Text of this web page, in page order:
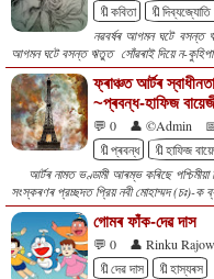
🔖কবিতা
নৱবৰ্ষৰ আগমন ঘটে
আগমন ঘটে বসন্ত ঋতুত সোঁৱৰাই দিয়ে ন-
ফ্ৰাঞ্চত আর্টৰ
~প্ৰবন্ধ-হাফিজ
💬 0 👤 ©Admin
🔖প্ৰবন্ধ
🔖হাফিজ
আর্টৰ নামত ভণ্ডামী আৰম্ভ কৰিছে পশ্চিমীয়া
সংস্কৰণৰ প্রচ্ছদত প্রিয় নবী মোহাম্মদ (চঃ)-ক
গোমৰ ফাঁক-দেৱ দাস
💬 0 👤 Rinku
🔖দেৱ দাস
🔖হাস্যৰস